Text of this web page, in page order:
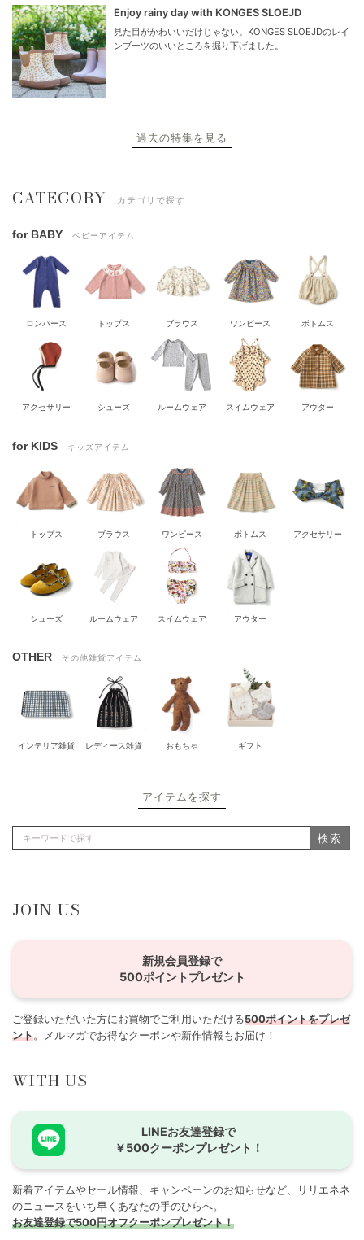
Enjoy rainy day with KONGES SLOEJD
見た目がかわいいだけじゃない。KONGES SLOEJDのレイ
ンブーツのいいところを掘り下げました。
過去の特集を見る
CATEGORY カテゴリで探す
for BABY ベビーアイテム
ロンパース トップス ブラウス ワンピース ボトムス
アクセサリー シューズ ルームウェア スイムウェア アウター
for KIDS キッズアイテム
トップス ブラウス ワンピース ボトムス アクセサリー
シューズ ルームウェア スイムウェア アウター
OTHER その他雑貨アイテム
インテリア雑貨 レディース雑貨 おもちゃ ギフト
アイテムを探す
検索
JOIN US
新規会員登録で
500ポイントプレゼント
ご登録いただいた方にお買物でご利用いただける500ポイントをプレゼ
ント。メルマガでお得なクーポンや新作情報もお届け！
WITH US
LINEお友達登録で
￥500クーポンプレゼント！
新着アイテムやセール情報、キャンペーンのお知らせなど、リリエネネ
のニュースをいち早くあなたの手のひらへ。
お友達登録で500円オフクーポンプレゼント！